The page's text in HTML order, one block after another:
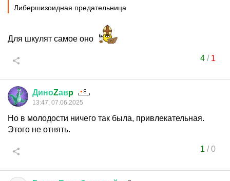
Либершизоидная предательница
Для шкулят самое оно
4/ 1
ДиноZавp
13:47, 07.06.2025
Но в молодости ничего так была, привлекательная.
Этого не отнять.
1 /0